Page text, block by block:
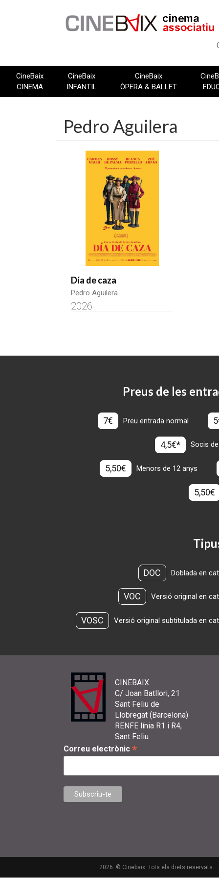
CineBaix
CINEMA
CineBaix
INFANTIL
CineBaix
ÒPERA & BALLET
Pedro Aguilera
Día de caza
Pedro Aguilera
2026
Preus de les
7€ Preu entrada normal
4,5€* Socis
5,50€ Menors de 12 anys
5,50€
DOC Doblada en
VOC Versió original en
VOSC Versió original subtitulada en
CINEBAIX
C/ Joan Batllori, 21
Sant Feliu de
Llobregat (Barcelona)
RENFE línia R1 i R4,
Sant Feliu
Correu electrònic *
2026. © Cinebaix. Tots els drets reservats.